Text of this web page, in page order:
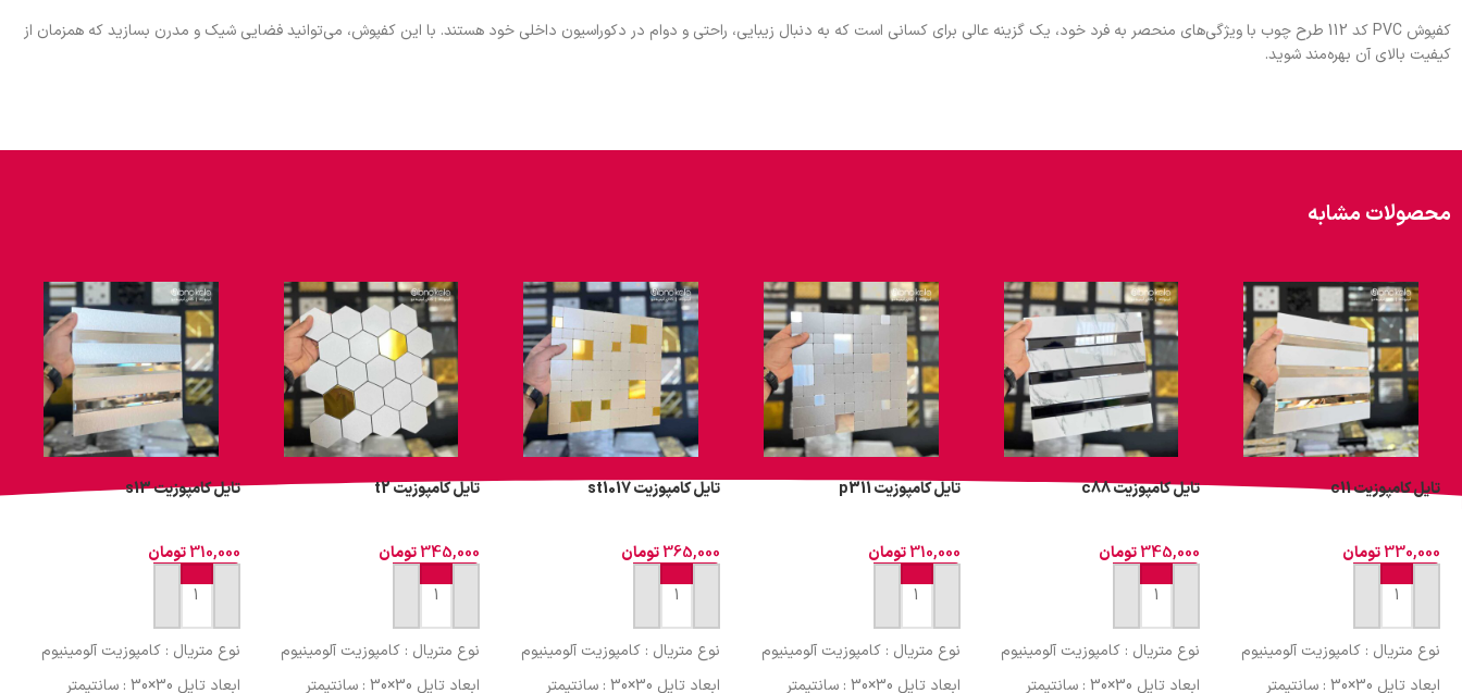
کفپوش PVC کد 112 طرح چوب با ویژگی‌های منحصر به فرد خود، یک گزینه عالی برای کسانی است که به دنبال زیبایی، راحتی و دوام در دکوراسیون داخلی خود هستند. با این کفپوش، می‌توانید فضایی شیک و مدرن بسازید که همزمان از
کیفیت بالای آن بهره‌مند شوید.
محصولات مشابه
تایل کامپوزیت c11
330,000تومان
افزودن به سبد خرید
نوع متریال : کامپوزیت آلومینیوم
ابعاد تایل 30×30 : سانتیمتر
تایل کامپوزیت c88
345,000تومان
افزودن به سبد خرید
نوع متریال : کامپوزیت آلومینیوم
ابعاد تایل 30×30 : سانتیمتر
تایل کامپوزیت p311
310,000تومان
افزودن به سبد خرید
نوع متریال : کامپوزیت آلومینیوم
ابعاد تایل 30×30 : سانتیمتر
تایل کامپوزیت st1017
365,000تومان
افزودن به سبد خرید
نوع متریال : کامپوزیت آلومینیوم
ابعاد تایل 30×30 : سانتیمتر
تایل کامپوزیت t2
345,000تومان
افزودن به سبد خرید
نوع متریال : کامپوزیت آلومینیوم
ابعاد تایل 30×30 : سانتیمتر
تایل کامپوزیت s13
310,000تومان
افزودن به سبد خرید
نوع متریال : کامپوزیت آلومینیوم
ابعاد تایل 30×30 : سانتیمتر